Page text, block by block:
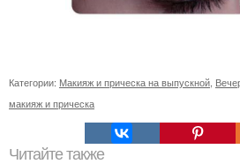
Категории: Макияж и прическа на выпускной
макияж и прическа
Читайте также